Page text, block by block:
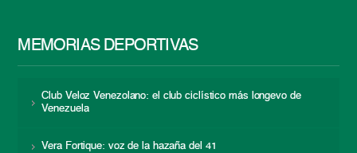
MEMORIAS DEPORTIVAS
Club Veloz Venezolano: el club ciclístico más longevo de
Venezuela
Vera Fortique: voz de la hazaña del 41